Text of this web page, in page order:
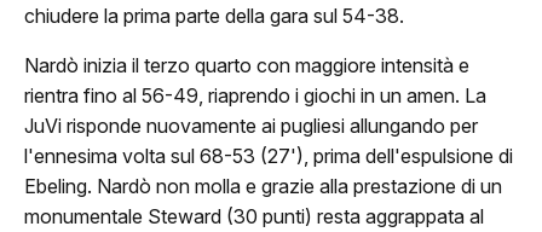
Diventa Sponsor
Biglietti
chiudere la prima parte della gara sul 54-38.
Nardò inizia il terzo quarto con maggiore intensità e
rientra fino al 56-49, riaprendo i giochi in un amen. La
JuVi risponde nuovamente ai pugliesi allungando per
l'ennesima volta sul 68-53 (27'), prima dell'espulsione di
Ebeling. Nardò non molla e grazie alla prestazione di un
monumentale Steward (30 punti) resta aggrappata al